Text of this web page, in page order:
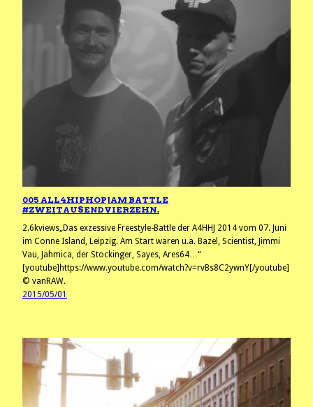
005 ALL4HIPHOPJAM BATTLE
#ZWEITAUSENDVIERZEHN.
2.6kviews„Das exzessive Freestyle-Battle der A4HHJ 2014 vom 07. Juni
im Conne Island, Leipzig. Am Start waren u.a. Bazel, Scientist, Jimmi
Vau, Jahmica, der Stockinger, Sayes, Ares64…“
[youtube]https://www.youtube.com/watch?v=rvBs8C2ywnY[/youtube]
© vanRAW.
2015/05/01